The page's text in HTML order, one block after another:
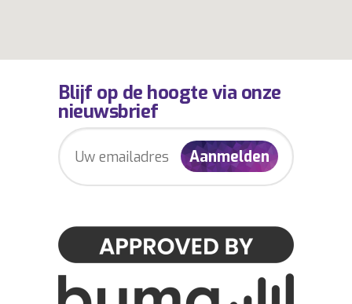
Blijf op de hoogte via onze
nieuwsbrief